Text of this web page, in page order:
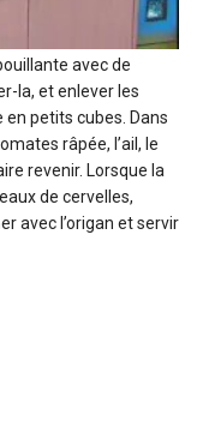
avec de
la, et enlever les
petits cubes. Dans
râpée, l’ail, le
revenir. Lorsque la
de cervelles,
avec l’origan et servir